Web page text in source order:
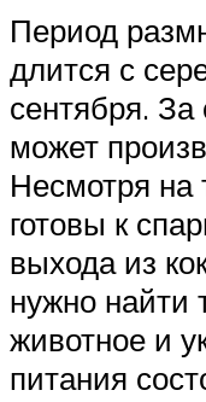
Период
длится с
сентября.
может
Несмотря на
готовы к
выхода из
нужно найти
животное и
питания